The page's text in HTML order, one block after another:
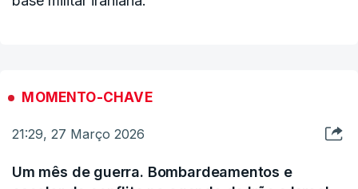
MOMENTO-CHAVE
21:29, 27 Março 2026
Um mês de guerra. Bombardeamentos e